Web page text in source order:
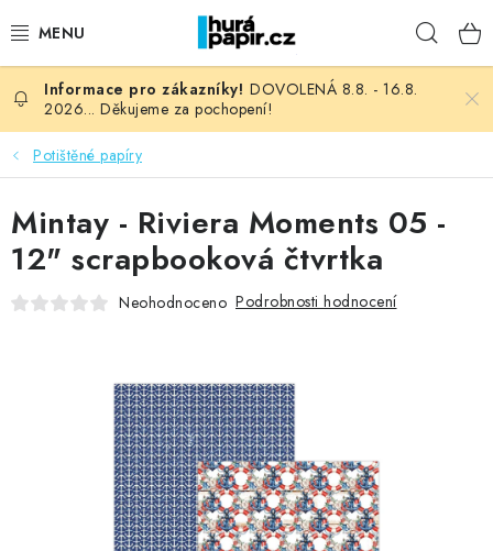
na
NOVINKY
HURÁ DÍLNA
VŠECHNO ZBOŽÍ
KNIHAŘSKÝ MATERIÁL
FOTORECENZE
MOJE OBJEDNÁVKA
DOVOLENÁ 8.8. - 16.8.
2026... Děkujeme za pochopení!
Potištěné papíry
Mintay - Riviera Moments 05 -
12" scrapbooková čtvrtka
Neohodnoceno Podrobnosti hodnocení